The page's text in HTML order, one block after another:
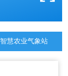
智慧农业气象站